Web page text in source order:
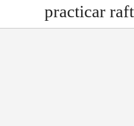
practicar